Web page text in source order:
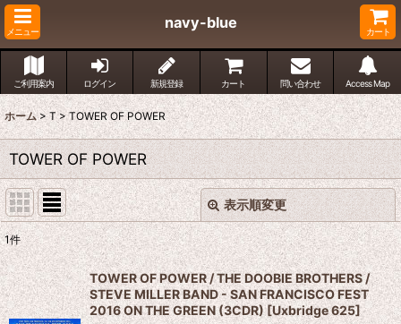
メニュー
navy-blue
カート
ご利用案内 ログイン 新規登録 カート 問い合わせ Access Map
ホーム > T > TOWER OF POWER
TOWER OF POWER
表示順変更
表示数:
並び順:
閉じる
1件
TOWER OF POWER / THE DOOBIE BROTHERS /
STEVE MILLER BAND - SAN FRANCISCO FEST
2016 ON THE GREEN (3CDR) [Uxbridge 625]